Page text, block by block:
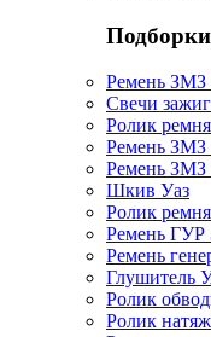
Ремень ЗМЗ
Свечи
Ролик
Ремень ЗМЗ
Ремень
Шкив Уаз
Ролик
Ремень ГУР
Ремень
Глушитель
Ролик
Ролик